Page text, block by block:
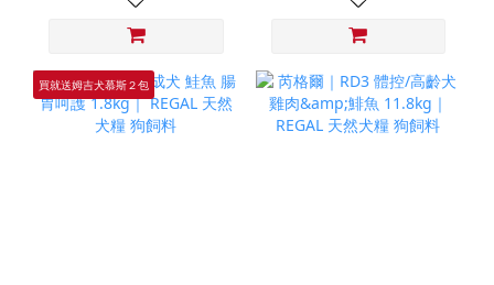
買就送姆吉犬慕斯２包